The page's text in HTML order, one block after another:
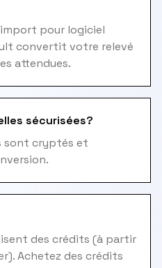
pour logiciel
convertit votre relevé
attendues.
sécurisées?
sont cryptés et
des crédits (à partir
Achetez des crédits